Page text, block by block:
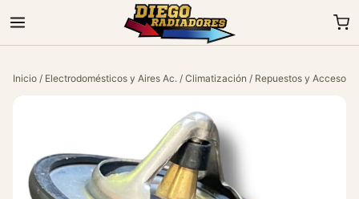
Inicio / Electrodomésticos y Aires Ac. / Climatización / Repuestos y